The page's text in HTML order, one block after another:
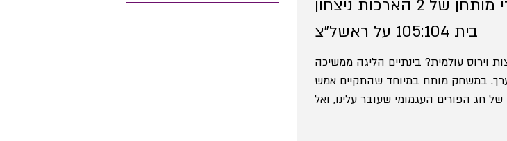
אחרי מותחן של 2 הארכות ניצחון
בית 105:104 על ראשל"צ
וירוס עולמית? בינתיים הליגה ממשיכה
במשחק מותח במיוחד שהתקיים אמש
של חג הפורים העגמומי שעובר עלינו, ואל